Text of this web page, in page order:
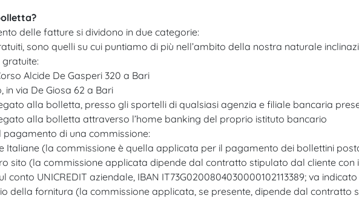
delle fatture si dividono in due categorie:​
sono quelli su cui puntiamo di più nell’ambito della nostra naturale
Alcide De Gasperi 320 a Bari
in via De Giosa 62 a Bari​
alla bolletta, presso gli sportelli di qualsiasi agenzia e filiale bancaria
alla bolletta attraverso l’home banking del proprio istituto bancario​
pagamento di una commissione:​
Italiane (la commissione è quella applicata per il pagamento dei bollettini
sito (la commissione applicata dipende dal contratto stipulato dal cliente
conto UNICREDIT aziendale, IBAN IT73G0200804030000102113389; va
della fornitura (la commissione applicata, se presente, dipende dal contratto